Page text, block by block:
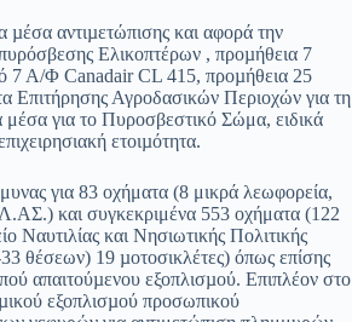
µέσα αντιµετώπισης και αφορά την
Ελικοπτέρων , προµήθεια 7
7 Α/Φ Canadair CL 415, προµήθεια 25
Αγροδασικών Περιοχών για τη
για το Πυροσβεστικό Σώμα, ειδικά
ετοιµότητα.
για 83 οχήματα (8 μικρά λεωφορεία,
και συγκεκριμένα 553 οχήματα (122
Ναυτιλίας και Νησιωτικής Πολιτικής
θέσεων) 19 µοτοσικλέτες) όπως επίσης
απαιτούµενου εξοπλισµού. Επιπλέον στο
εξοπλισµού προσωπικού